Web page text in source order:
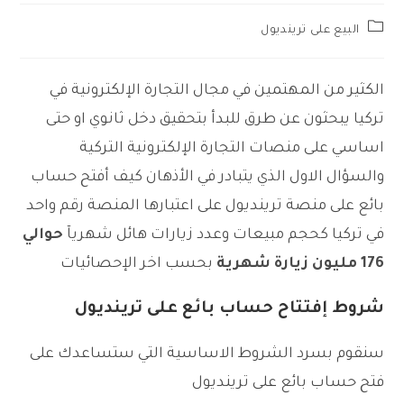
Post البيع على ترينديول
الكثير من المهتمين في مجال التجارة الإلكترونية في
تركيا يبحثون عن طرق للبدأ بتحقيق دخل ثانوي او حتى
اساسي على منصات التجارة الإلكترونية التركية
والسؤال الاول الذي يتبادر في الأذهان كيف أفتح حساب
بائع على منصة ترينديول على اعتبارها المنصة رقم واحد
في تركيا كحجم مبيعات وعدد زيارات هائل شهريآ حوالي
176 مليون زيارة شهرية
بحسب اخر الإحصائيات
شروط إفتتاح حساب بائع على ترينديول
سنقوم بسرد الشروط الاساسية التي ستساعدك على
فتح حساب بائع على ترينديول